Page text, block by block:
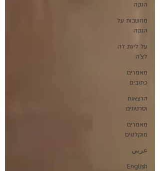
הנקה
מחשבות על
הנקה
על ליגת לה
לצ'ה
מאמרים
כתובים
הרצאות
וסרטונים
מאמרים
מוקלטים
عربي
English